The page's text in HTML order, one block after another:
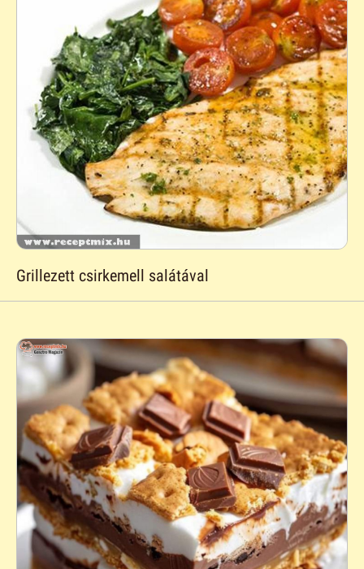
Grillezett csirkemell salátával